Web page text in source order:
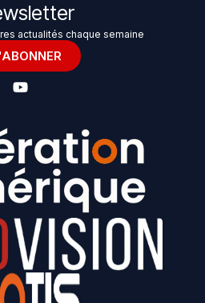
actualités chaque semaine